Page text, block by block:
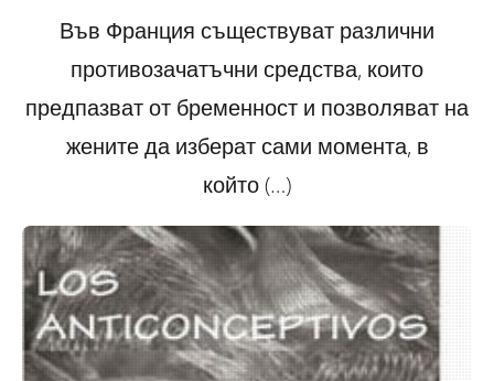
Във Франция съществуват различни
противозачатъчни средства, които
предпазват от бременност и позволяват на
жените да изберат сами момента, в
който (…)